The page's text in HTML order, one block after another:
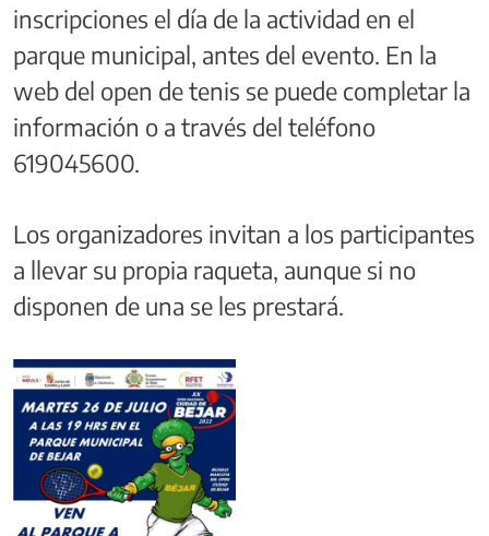
inscripciones el día de la actividad en el
parque municipal, antes del evento. En la
web del open de tenis se puede completar la
información o a través del teléfono
619045600.
Los organizadores invitan a los participantes
a llevar su propia raqueta, aunque si no
disponen de una se les prestará.